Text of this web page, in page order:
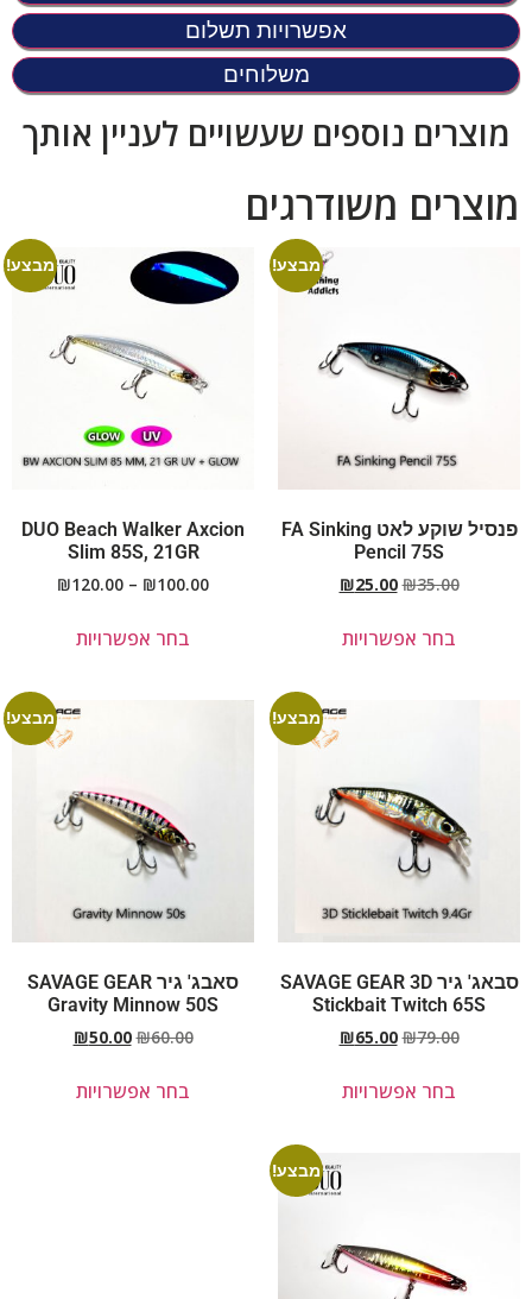
אפשרויות תשלום
משלוחים
מוצרים נוספים שעשויים לעניין אותך
מוצרים משודרגים
מבצע!
פנסיל שוקע לאט FA Sinking
Pencil 75S
₪35.00
₪25.00
בחר אפשרויות
מבצע!
DUO Beach Walker Axcion
Slim 85S, 21GR
₪100.00
–
₪120.00
בחר אפשרויות
מבצע!
סבאג' גיר SAVAGE GEAR 3D
Stickbait Twitch 65S
₪79.00
₪65.00
בחר אפשרויות
מבצע!
סאבג' גיר SAVAGE GEAR
Gravity Minnow 50S
₪60.00
₪50.00
בחר אפשרויות
מבצע!